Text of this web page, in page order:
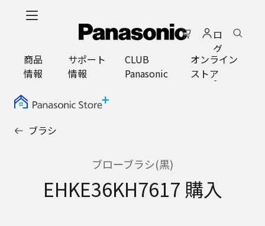
ロ
グ
イ
ン
商品
情報
サポート
情報
CLUB
Panasonic
オンライン
ストア
ブラシ
ブローブラシ(黒)
EHKE36KH7617 購入